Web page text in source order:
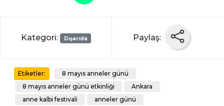
Kategori: Dışarıda Paylaş:
Etiketler:
8 mayıs anneler günü
8 mayıs anneler günü etkinliği
Ankara
anne kalbi festivali
anneler günü